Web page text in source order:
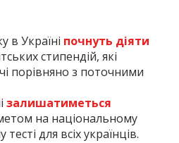
в Україні почнуть діяти
стипендій, які
порівняно з поточними
залишатиметься
на національному
для всіх українців.